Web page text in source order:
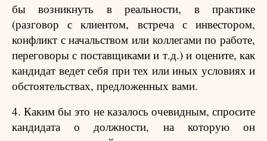
бы возникнуть в реальности, в практике
(разговор с клиентом, встреча с инвестором,
конфликт с начальством или коллегами по работе,
переговоры с поставщиками и т.д.) и оцените, как
кандидат ведет себя при тех или иных условиях и
обстоятельствах, предложенных вами.
4. Каким бы это не казалось очевидным, спросите
кандидата о должности, на которую он